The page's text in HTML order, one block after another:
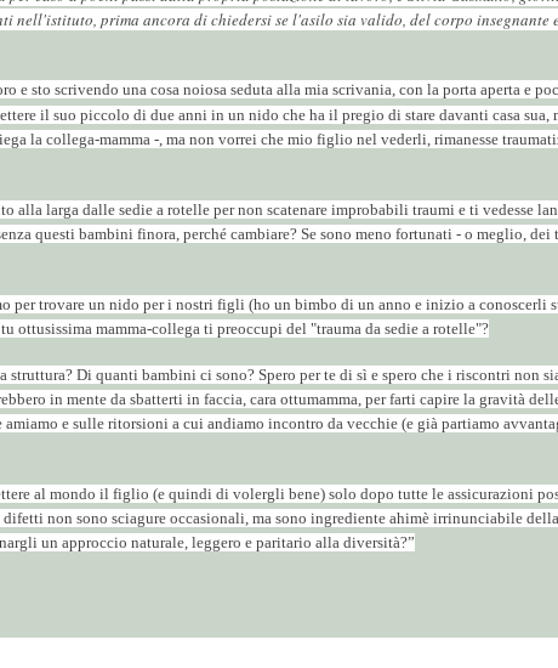
nell'istituto, prima ancora di chiedersi se l'asilo sia valido, del corpo insegnante
sto scrivendo una cosa noiosa seduta alla mia scrivania, con la porta aperta e
il suo piccolo di due anni in un nido che ha il pregio di stare davanti casa sua,
la collega-mamma -, ma non vorrei che mio figlio nel vederli, rimanesse
alla larga dalle sedie a rotelle per non scatenare improbabili traumi e ti vedesse
questi bambini finora, perché cambiare? Se sono meno fortunati - o meglio,
per trovare un nido per i nostri figli (ho un bimbo di un anno e inizio a conoscerli
ottusissima mamma-collega ti preoccupi del "trauma da sedie a rotelle"?
Di quanti bambini ci sono? Spero per te di sì e spero che i riscontri non
in mente da sbatterti in faccia, cara ottumamma, per farti capire la gravità
e sulle ritorsioni a cui andiamo incontro da vecchie (e già partiamo
al mondo il figlio (e quindi di volergli bene) solo dopo tutte le assicurazioni
non sono sciagure occasionali, ma sono ingrediente ahimè irrinunciabile della
un approccio naturale, leggero e paritario alla diversità?”